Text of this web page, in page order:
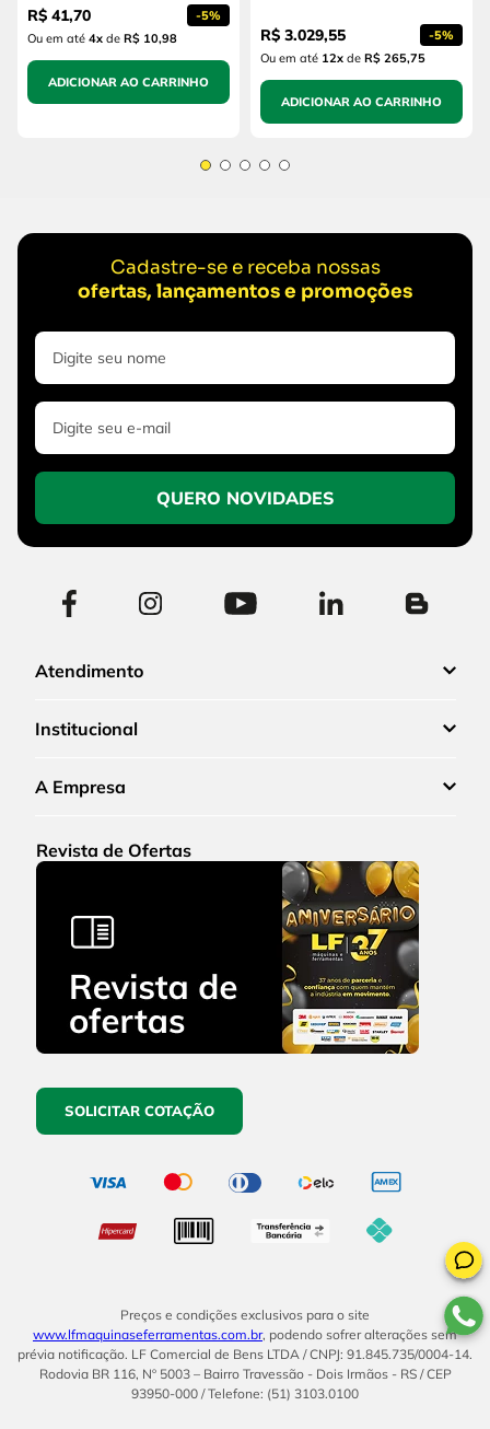
R$ 41,70 -5%
Ou em até 4x de R$ 10,98
ADICIONAR AO CARRINHO
R$ 3.029,55 -5%
Ou em até 12x de R$ 265,75
ADICIONAR AO CARRINHO
Cadastre-se e receba nossas
ofertas, lançamentos e promoções
QUERO NOVIDADES
Atendimento
Institucional
A Empresa
Revista de Ofertas
SOLICITAR COTAÇÃO
Preços e condições exclusivos para o site
www.lfmaquinaseferramentas.com.br, podendo sofrer alterações sem
prévia notificação. LF Comercial de Bens LTDA / CNPJ: 91.845.735/0004-14.
Rodovia BR 116, Nº 5003 – Bairro Travessão - Dois Irmãos - RS / CEP
93950-000 / Telefone: (51) 3103.0100